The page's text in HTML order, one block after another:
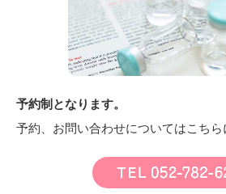
予約制となります。
予約、お問い合わせについてはこちら